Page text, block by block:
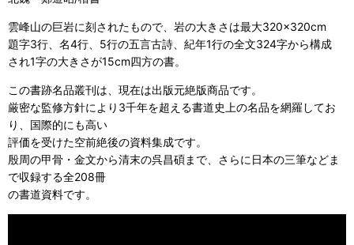
雲峰山の巨岩に刻されたもので、岩の大きさは最大320×320cm
題字3行、名4行、5行の五言古詩、紀年1行の全文324字から構成
され1字の大きさが15cm四方の書。
この書跡名品叢刊は、現在は出版元絶版商品です。
厳密な監修方針により3千年を超える書道史上の名品を網羅してお
り、国際的にも高い
評価を受けた空前絶後の資料集成です。
殷周の甲骨・金文から清末の呉昌碩まで、さらに日本の三筆などま
で収録する全208冊
の書道資料です。